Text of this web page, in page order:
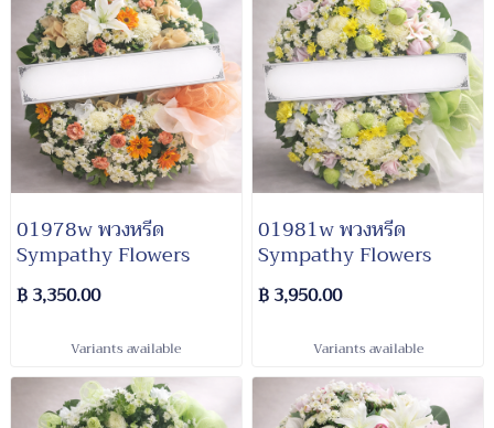
01978w พวงหรีด​
Sympathy​ Flowers​
฿ 3,350.00
Variants available
01981w พวงหรีด​
Sympathy​ Flowers​
฿ 3,950.00
Variants available